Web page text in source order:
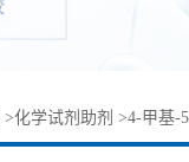
>化学试剂助剂 >4-甲基-